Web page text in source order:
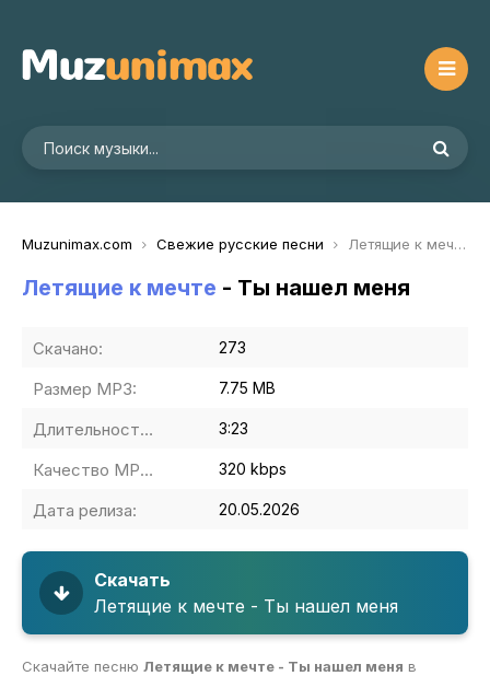
Muzunimax.com Свежие русские песни Летящие к мечте - Ты нашел меня
Летящие к мечте - Ты нашел меня
Скачано: 273
Размер MP3: 7.75 MB
Длительность MP3: 3:23
Качество MP3: 320 kbps
Дата релиза: 20.05.2026
Скачать
Летящие к мечте - Ты нашел меня
Скачайте песню Летящие к мечте - Ты нашел меня в